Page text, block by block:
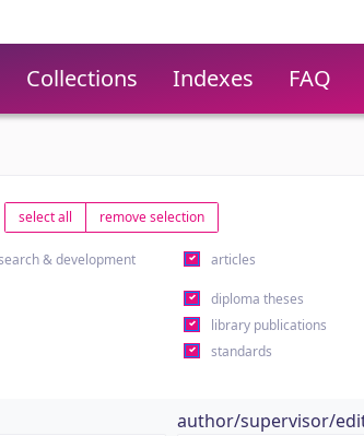
Collections Indexes FAQ
select all remove selection
& development
articles
diploma theses
library publications
standards
author/supervisor/